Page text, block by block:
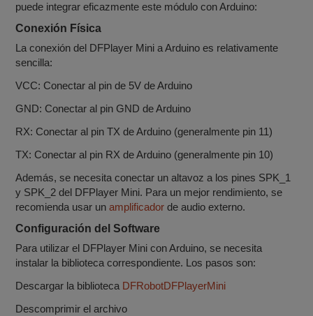
puede integrar eficazmente este módulo con Arduino:
Conexión Física
La conexión del DFPlayer Mini a Arduino es relativamente
sencilla:
VCC: Conectar al pin de 5V de Arduino
GND: Conectar al pin GND de Arduino
RX: Conectar al pin TX de Arduino (generalmente pin 11)
TX: Conectar al pin RX de Arduino (generalmente pin 10)
Además, se necesita conectar un altavoz a los pines SPK_1
y SPK_2 del DFPlayer Mini. Para un mejor rendimiento, se
recomienda usar unamplificador de audio externo.
Configuración del Software
Para utilizar el DFPlayer Mini con Arduino, se necesita
instalar la biblioteca correspondiente. Los pasos son:
Descargar la biblioteca DFRobotDFPlayerMini
Descomprimir el archivo